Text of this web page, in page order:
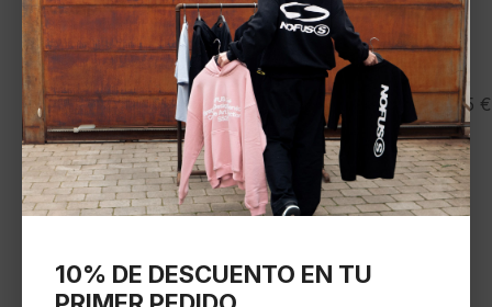
GOORIN
Gorra»Strength Panther Trucker»color negro-
blanco
Seleccionar opciones
39,95 €
10% DE DESCUENTO EN TU